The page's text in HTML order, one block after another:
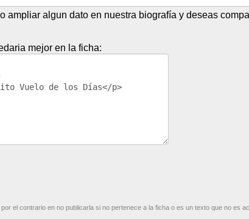
algun dato en nuestra biografía y deseas
mejor en la ficha:
el contrario en no publicarla si no pertenece a la ficha o es un texto que no es